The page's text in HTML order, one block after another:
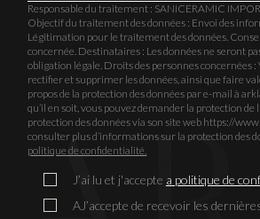
Responsable du traitement : SANICERAMIC
Objectif du traitement des données : Envoi des
Légitimation pour le traitement des données.
concernée. Destinataires : Les données ne seront
obligation légale. Droits des personnes concernées :
rectifier et supprimer les données, ainsi que faire
propos de la protection des données par e-mail à
qu’il en soit, vous pouvez demander la protection de
protection des données via son site web https://
consulter plus d’informations sur la protection des
politique de confidentialité.
J’ai lu et j'accepte a politique de
AJ’accepte de recevoir les